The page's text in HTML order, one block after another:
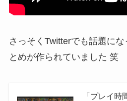
さっそくTwitterでも話題に
とめが作られていました 笑
「プレイ時